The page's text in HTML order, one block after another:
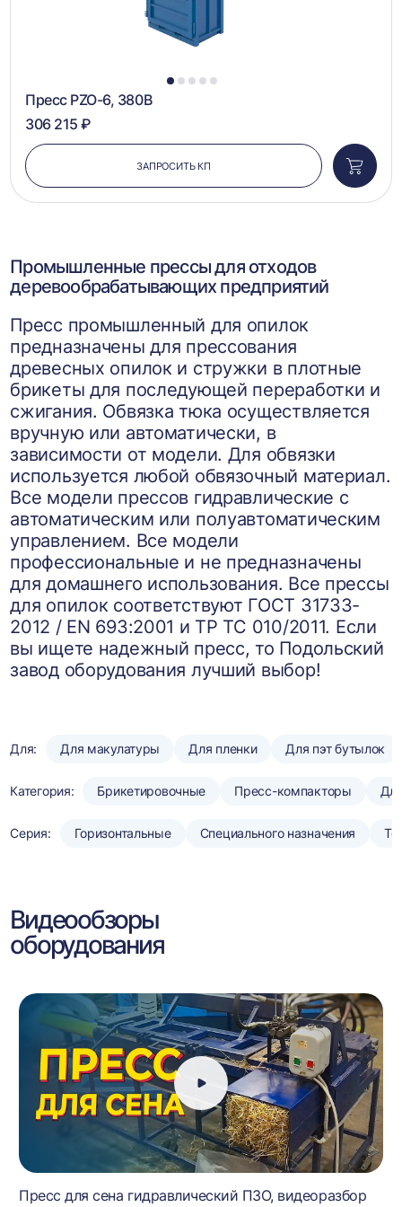
1 2 3 4 5
Пресс PZO-6, 380В
306 215 ₽
ЗАПРОСИТЬ КП
в
Промышленные прессы для отходов
деревообрабатывающих предприятий
Пресс промышленный для опилок
предназначены для прессования
древесных опилок и стружки в плотные
брикеты для последующей переработки и
сжигания. Обвязка тюка осуществляется
вручную или автоматически, в
зависимости от модели. Для обвязки
используется любой обвязочный материал.
Все модели прессов гидравлические с
автоматическим или полуавтоматическим
управлением. Все модели
профессиональные и не предназначены
для домашнего использования. Все прессы
для опилок соответствуют ГОСТ 31733-
2012 / EN 693:2001 и ТР ТС 010/2011. Если
вы ищете надежный пресс, то Подольский
завод оборудования лучший выбор!
Для: Для макулатуры Для пленки Для пэт бутылок
Категория: Брикетировочные Пресс-компакторы
Серия: Горизонтальные Специального назначения
Видеообзоры
оборудования
Пресс для сена гидравлический ПЗО, видеоразбор